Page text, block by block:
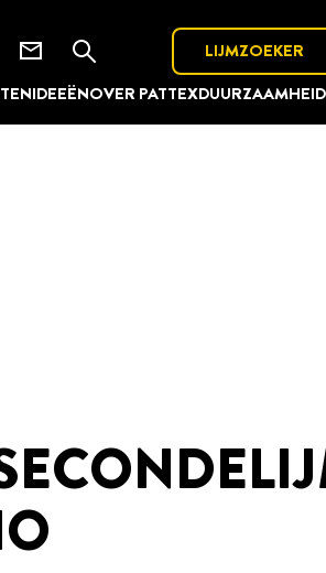
IDEEËNOVER PATTEXDUURZAAMHEID
LIJMZOEKER